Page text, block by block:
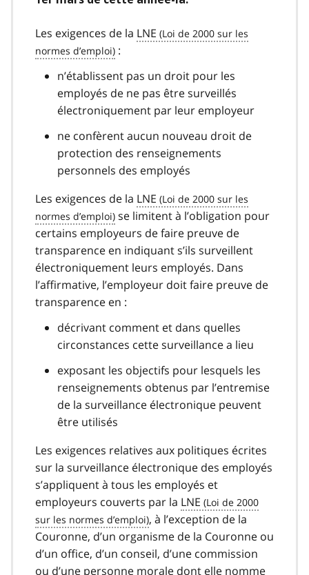
Les exigences de la LNE
:
n’établissent pas un droit pour les
employés de ne pas être surveillés
électroniquement par leur employeur
ne confèrent aucun nouveau droit de
protection des renseignements
personnels des employés
Les exigences de la LNE
se limitent à l’obligation pour
certains employeurs de faire preuve de
transparence en indiquant s’ils surveillent
électroniquement leurs employés. Dans
l’affirmative, l’employeur doit faire preuve de
transparence en :
décrivant comment et dans quelles
circonstances cette surveillance a lieu
exposant les objectifs pour lesquels les
renseignements obtenus par l’entremise
de la surveillance électronique peuvent
être utilisés
Les exigences relatives aux politiques écrites
sur la surveillance électronique des employés
s’appliquent à tous les employés et
employeurs couverts par la LNE
, à l’exception de la
Couronne, d’un organisme de la Couronne ou
d’un office, d’un conseil, d’une commission
ou d’une personne morale dont elle nomme